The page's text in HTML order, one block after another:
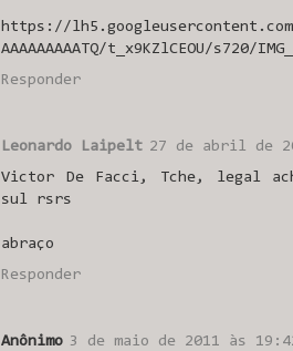
https://lh5.googleusercontent.com/
AAAAAAAAATQ/t_x9KZlCEOU/s720/
Responder
Leonardo Laipelt 27 de abril de
Victor De Facci, Tche, legal
sul rsrs
abraço
Responder
Anônimo 3 de maio de 2011 às